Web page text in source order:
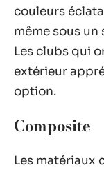
couleurs
même sous un
Les clubs qui
extérieur
option.
Composite
Les matériaux